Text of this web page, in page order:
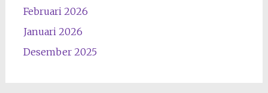
Februari 2026
Januari 2026
Desember 2025